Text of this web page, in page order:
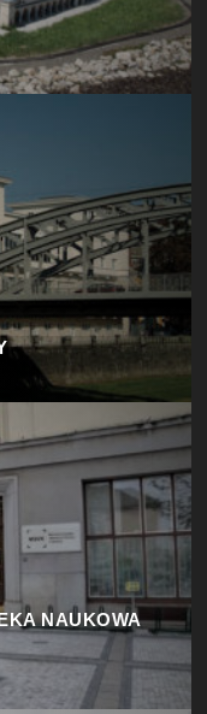
NAUKOWA